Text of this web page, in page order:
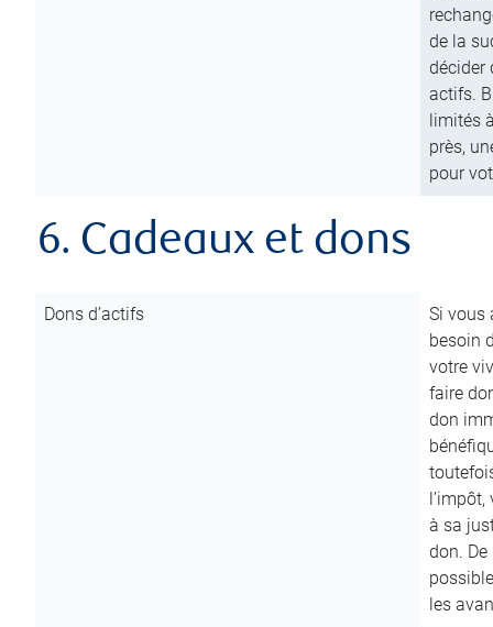
de la
décider
actifs.
limités
près,
pour
6. Cadeaux et dons
Dons d’actifs
Si vous
besoin
votre
faire
don
à sa
don.
les